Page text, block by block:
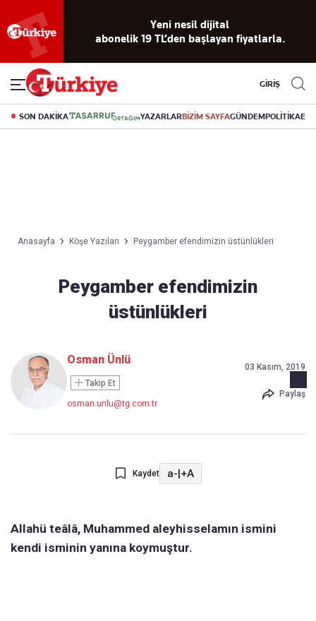
Yeni nesil dijital
abonelik 19 TL’den başlayan fiyatlarla.
GİRİŞ
SON DAKİKA YAZARLARBİZİM SAYFAGÜNDEMPOLİTİKA
Anasayfa Köşe Yazıları Peygamber efendimizin üstünlükleri
Peygamber efendimizin
üstünlükleri
Osman Ünlü
Takip Et
osman.unlu@tg.com.tr
03 Kasım, 2019
Paylaş
Kaydet a-|+A
Allahü teâlâ, Muhammed aleyhisselamın ismini
kendi isminin yanına koymuştur.